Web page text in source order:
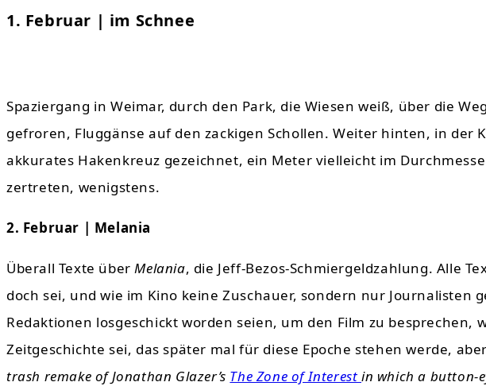
1. Februar | im Schnee
Spaziergang in Weimar, durch den Park, die Wiesen weiß, über die
gefroren, Fluggänse auf den zackigen Schollen. Weiter hinten, in der
akkurates Hakenkreuz gezeichnet, ein Meter vielleicht im
zertreten, wenigstens.
2. Februar | Melania
Überall Texte überMelania, die Jeff-Bezos-Schmiergeldzahlung. Alle
doch sei, und wie im Kino keine Zuschauer, sondern nur Journalisten
Redaktionen losgeschickt worden seien, um den Film zu besprechen,
Zeitgeschichte sei, das später mal für diese Epoche stehen werde,
trash remake of Jonathan Glazer’s The Zone of Interestin which a button-